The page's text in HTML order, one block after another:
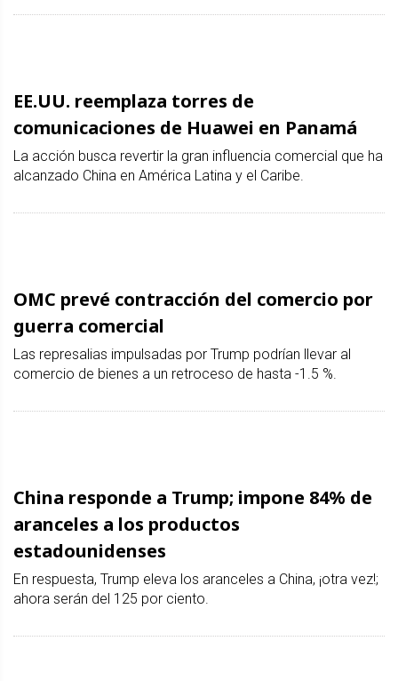
EE.UU. reemplaza torres de
comunicaciones de Huawei en Panamá
La acción busca revertir la gran influencia comercial que ha
alcanzado China en América Latina y el Caribe.
OMC prevé contracción del comercio por
guerra comercial
Las represalias impulsadas por Trump podrían llevar al
comercio de bienes a un retroceso de hasta -1.5 %.
China responde a Trump; impone 84% de
aranceles a los productos
estadounidenses
En respuesta, Trump eleva los aranceles a China, ¡otra vez!;
ahora serán del 125 por ciento.